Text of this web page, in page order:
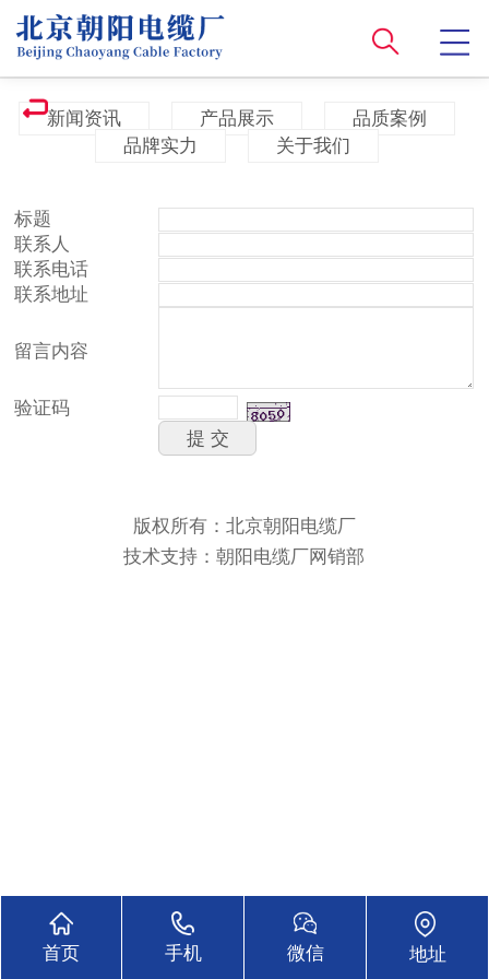
新闻资讯 产品展示
品质案例
品牌实力
关于我们
标题
联系人
联系电话
联系地址
留言内容
验证码
版权所有：北京朝阳电缆厂
技术支持：朝阳电缆厂网销部
首页 手机 微信 地址